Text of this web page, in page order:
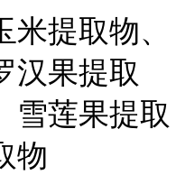
提取物、
汉果提取
雪莲果提取
物